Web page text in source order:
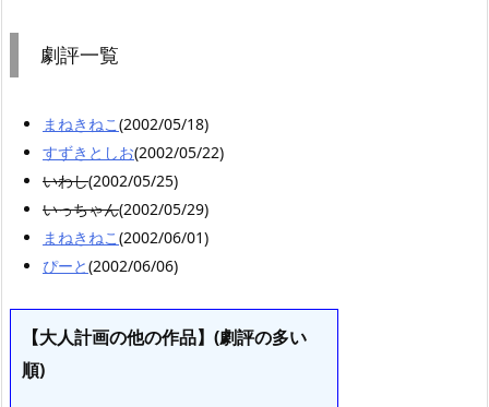
劇評一覧
まねきねこ(2002/05/18)
すずきとしお(2002/05/22)
いわし(2002/05/25)
いっちゃん(2002/05/29)
まねきねこ(2002/06/01)
ぴーと(2002/06/06)
【大人計画の他の作品】(劇評の多い
順)